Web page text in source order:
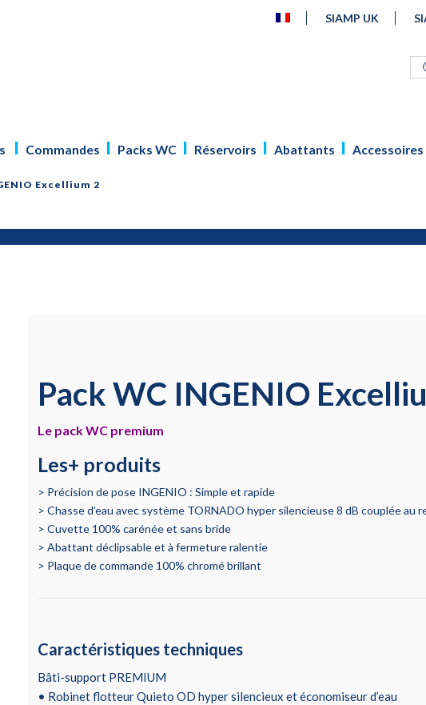
SIAMP UK
Commandes Packs WC Réservoirs Abattants
Excellium 2
Pack WC INGENIO
Le pack WC premium
Les+ produits
Précision de pose INGENIO : Simple et rapide
Chasse d’eau avec système TORNADO hyper silencieuse 8 dB couplée au
Cuvette 100% carénée et sans bride
Abattant déclipsable et à fermeture ralentie
Plaque de commande 100% chromé brillant
Caractéristiques techniques
Bâti-support PREMIUM
• Robinet flotteur Quieto OD hyper silencieux et économiseur d’eau